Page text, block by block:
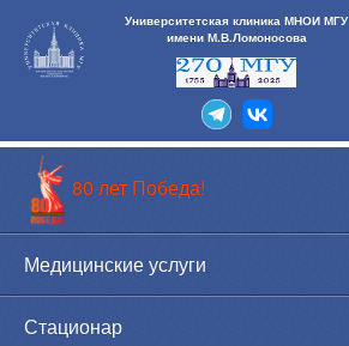
Университетская клиника МНОИ МГУ
имени М.В.Ломоносова
80 лет Победа!
Медицинские услуги
Стационар